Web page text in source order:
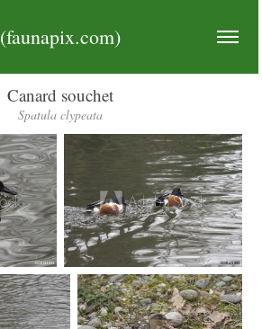
(faunapix.com)
Canard souchet
Spatula clypeata